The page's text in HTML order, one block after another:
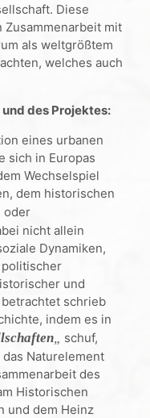
Diese
mit
als weltgrößtem
welches auch
des Projektes:
eines urbanen
sich in Europas
Wechselspiel
dem historischen
oder
nicht allein
Dynamiken,
und
schrieb
indem es in
schuf,
Naturelement
des
Historischen
und dem Heinz